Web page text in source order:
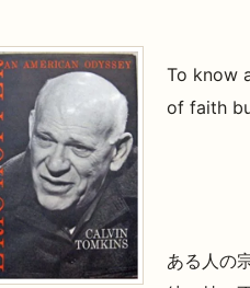
To know
of faith
ある人の